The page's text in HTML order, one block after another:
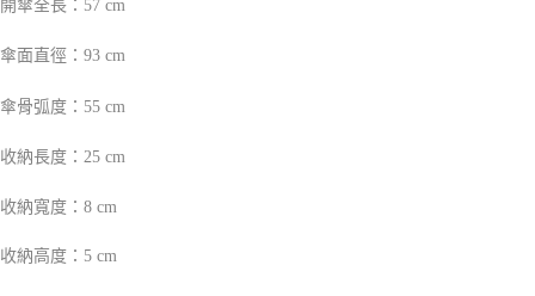
開傘全長：57 cm
傘面直徑：93 cm
傘骨弧度：55 cm
收納長度：25 cm
收納寬度：8 cm
收納高度：5 cm